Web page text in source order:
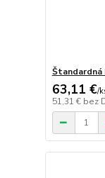
Štandardná
63,11 €/
51,31 € bez